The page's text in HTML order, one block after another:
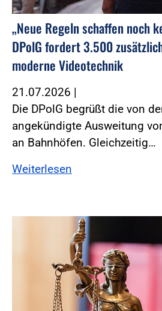
„Neue Regeln schaffen noch
DPolG fordert 3.500
moderne Videotechnik
21.07.2026 |
Die DPolG begrüßt die von
angekündigte Ausweitung
an Bahnhöfen. Gleichzeitig…
Weiterlesen